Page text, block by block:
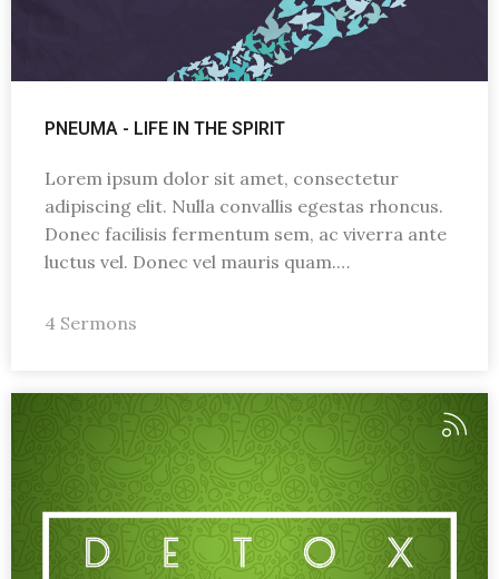
PNEUMA - LIFE IN THE SPIRIT
Lorem ipsum dolor sit amet, consectetur
adipiscing elit. Nulla convallis egestas rhoncus.
Donec facilisis fermentum sem, ac viverra ante
luctus vel. Donec vel mauris quam.…
4 Sermons